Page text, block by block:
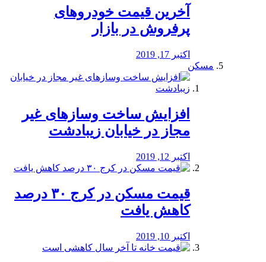
آخرین قیمت خودرو‌های
پرفروش در بازار
اکتبر 17, 2019
مسکن
افزایش ساخت وسازهای غیر
مجاز در خیابان زیبادشت
اکتبر 12, 2019
️قیمت مسکن در کرج ۳۰ درصد
کاهش یافت
اکتبر 10, 2019